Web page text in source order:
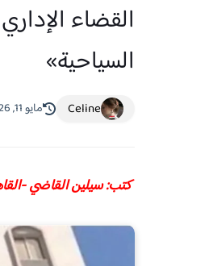
القضاء
السياحية»
Celine مايو 11, 2026
كتب: سيلين القاضي -